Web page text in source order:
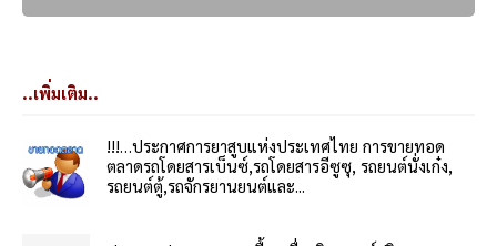
..เพิ่มเติม..
!!!…ประกาศการยาสูบแห่งประเทศไทย การขายทอด
ตลาดรถโดยสารเบ็นซ์,รถโดยสารอีซูซุ, รถยนต์นั่งเก๋ง,
รถยนต์ตู้,รถจักรยานยนต์และ...